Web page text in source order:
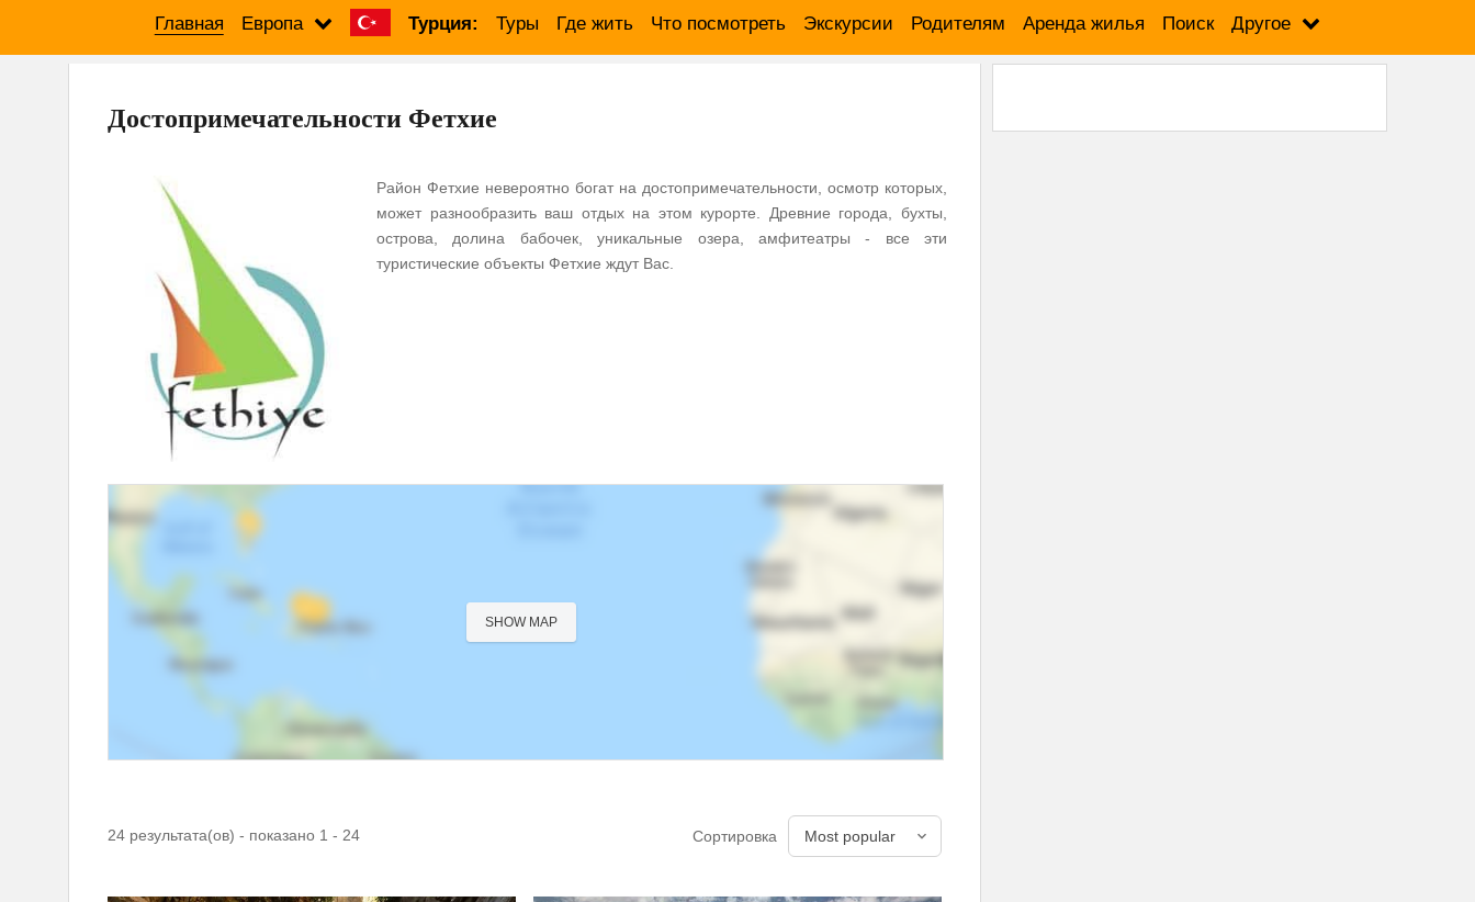
Главная Европа Турция: Туры Где жить Что посмотреть Экскурсии Родителям Аренда жилья Поиск Другое
Достопримечательности Фетхие
Район Фетхие невероятно богат на достопримечательности, осмотр которых,
может разнообразить ваш отдых на этом курорте. Древние города, бухты,
острова, долина бабочек, уникальные озера, амфитеатры - все эти
туристические объекты Фетхие ждут Вас.
SHOW MAP
24 результата(ов) - показано 1 - 24 Сортировка